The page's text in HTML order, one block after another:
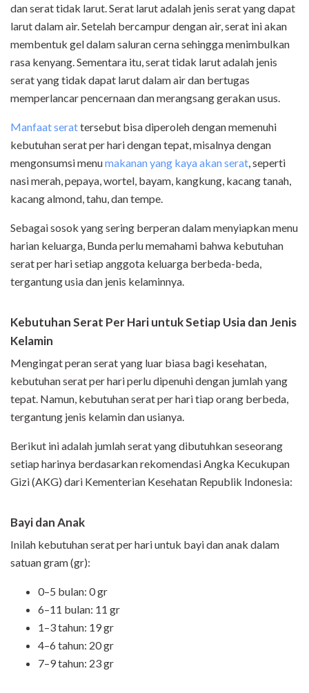
dan serat tidak larut. Serat larut adalah jenis serat yang dapat
larut dalam air. Setelah bercampur dengan air, serat ini akan
membentuk gel dalam saluran cerna sehingga menimbulkan
rasa kenyang. Sementara itu, serat tidak larut adalah jenis
serat yang tidak dapat larut dalam air dan bertugas
memperlancar pencernaan dan merangsang gerakan usus.
Manfaat serattersebut bisa diperoleh dengan memenuhi
kebutuhan serat per hari dengan tepat, misalnya dengan
mengonsumsi menumakanan yang kaya akan serat , seperti
nasi merah, pepaya, wortel, bayam, kangkung, kacang tanah,
kacang almond, tahu, dan tempe.
Sebagai sosok yang sering berperan dalam menyiapkan menu
harian keluarga, Bunda perlu memahami bahwa kebutuhan
serat per hari setiap anggota keluarga berbeda-beda,
tergantung usia dan jenis kelaminnya.
Kebutuhan Serat Per Hari untuk Setiap Usia dan Jenis
Kelamin
Mengingat peran serat yang luar biasa bagi kesehatan,
kebutuhan serat per hari perlu dipenuhi dengan jumlah yang
tepat. Namun, kebutuhan serat per hari tiap orang berbeda,
tergantung jenis kelamin dan usianya.
Berikut ini adalah jumlah serat yang dibutuhkan seseorang
setiap harinya berdasarkan rekomendasi Angka Kecukupan
Gizi (AKG) dari Kementerian Kesehatan Republik Indonesia:
Bayi dan Anak
Inilah kebutuhan serat per hari untuk bayi dan anak dalam
satuan gram (gr):
0–5 bulan: 0 gr
6–11 bulan: 11 gr
1–3 tahun: 19 gr
4–6 tahun: 20 gr
7–9 tahun: 23 gr